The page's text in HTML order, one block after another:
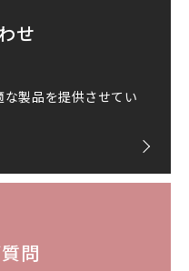
せ
製品を提供させてい
問